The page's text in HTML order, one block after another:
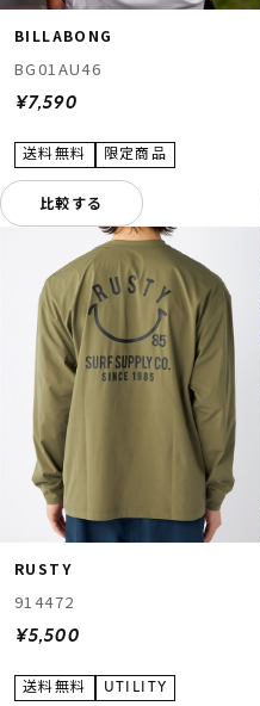
BILLABONG
BG01AU46
¥7,590
比較する
RUSTY
914472
¥5,500